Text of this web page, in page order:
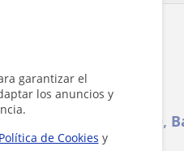
garantizar el
los anuncios y
Política de Cookies y
para alumnos de ESO,